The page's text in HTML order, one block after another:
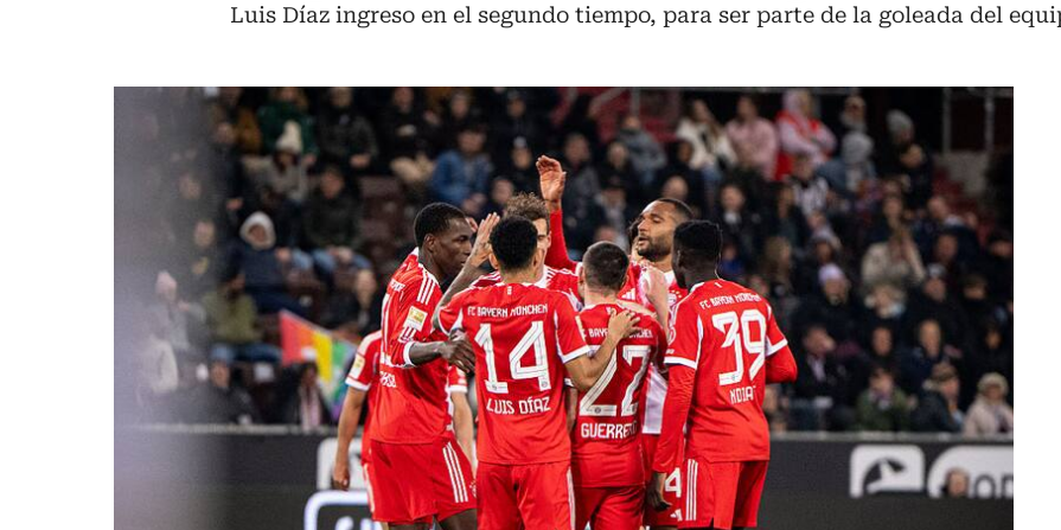
Luis Díaz ingreso en el segundo tiempo, para ser parte de la goleada del